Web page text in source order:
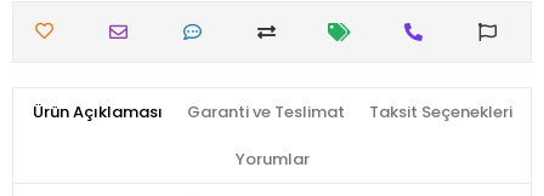
Ürün Açıklaması Garanti ve Teslimat Taksit Seçenekleri
Yorumlar